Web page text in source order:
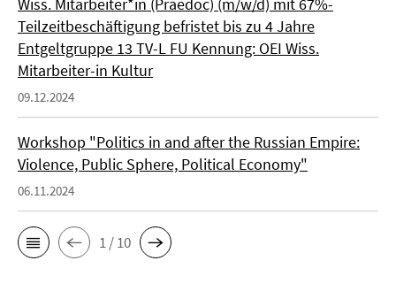
Wiss. Mitarbeiter*in (Praedoc) (m/w/d) mit 67%-
Teilzeitbeschäftigung befristet bis zu 4 Jahre
Entgeltgruppe 13 TV-L FU Kennung: OEI Wiss.
Mitarbeiter-in Kultur
09.12.2024
Workshop "Politics in and after the Russian Empire:
Violence, Public Sphere, Political Economy"
06.11.2024
1 / 10